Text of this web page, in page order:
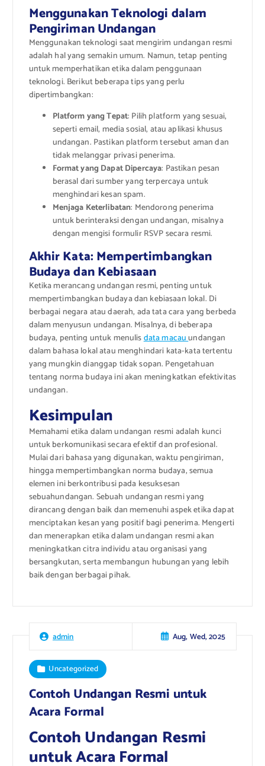
Menggunakan Teknologi dalam
Pengiriman Undangan
Menggunakan teknologi saat mengirim undangan resmi
adalah hal yang semakin umum. Namun, tetap penting
untuk memperhatikan etika dalam penggunaan
teknologi. Berikut beberapa tips yang perlu
dipertimbangkan:
Platform yang Tepat: Pilih platform yang sesuai,
seperti email, media sosial, atau aplikasi khusus
undangan. Pastikan platform tersebut aman dan
tidak melanggar privasi penerima.
Format yang Dapat Dipercaya: Pastikan pesan
berasal dari sumber yang terpercaya untuk
menghindari kesan spam.
Menjaga Keterlibatan: Mendorong penerima
untuk berinteraksi dengan undangan, misalnya
dengan mengisi formulir RSVP secara resmi.
Akhir Kata: Mempertimbangkan
Budaya dan Kebiasaan
Ketika merancang undangan resmi, penting untuk
mempertimbangkan budaya dan kebiasaan lokal. Di
berbagai negara atau daerah, ada tata cara yang berbeda
dalam menyusun undangan. Misalnya, di beberapa
budaya, penting untuk menulisdata macauundangan
dalam bahasa lokal atau menghindari kata-kata tertentu
yang mungkin dianggap tidak sopan. Pengetahuan
tentang norma budaya ini akan meningkatkan efektivitas
undangan.
Kesimpulan
Memahami etika dalam undangan resmi adalah kunci
untuk berkomunikasi secara efektif dan profesional.
Mulai dari bahasa yang digunakan, waktu pengiriman,
hingga mempertimbangkan norma budaya, semua
elemen ini berkontribusi pada kesuksesan
sebuahundangan. Sebuah undangan resmi yang
dirancang dengan baik dan memenuhi aspek etika dapat
menciptakan kesan yang positif bagi penerima. Mengerti
dan menerapkan etika dalam undangan resmi akan
meningkatkan citra individu atau organisasi yang
bersangkutan, serta membangun hubungan yang lebih
baik dengan berbagai pihak.
admin Aug, Wed, 2025
Uncategorized
Contoh Undangan Resmi untuk
Acara Formal
Contoh Undangan Resmi
untuk Acara Formal